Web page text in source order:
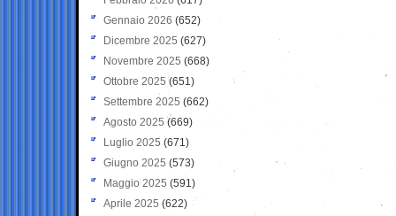
Gennaio 2026 (652)
Dicembre 2025 (627)
Novembre 2025 (668)
Ottobre 2025 (651)
Settembre 2025 (662)
Agosto 2025 (669)
Luglio 2025 (671)
Giugno 2025 (573)
Maggio 2025 (591)
Aprile 2025 (622)